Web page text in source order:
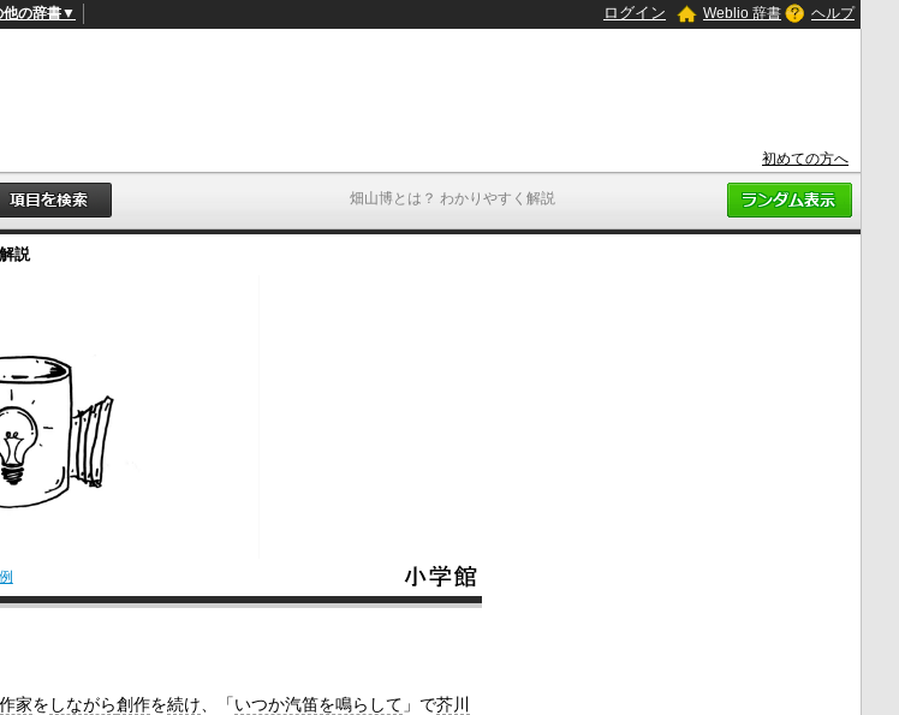
畑山博とは？ わかりやすく解説
他の辞書▼ ログイン Weblio 辞書 ヘルプ
初めての方へ
説
家を しながら創作を続け 、「いつか汽笛を鳴らして 」で芥川